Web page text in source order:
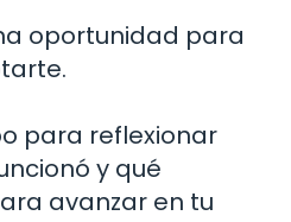
oportunidad para
para reflexionar
y qué
avanzar en tu